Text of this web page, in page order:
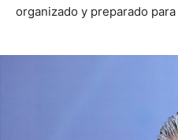
organizado y preparado